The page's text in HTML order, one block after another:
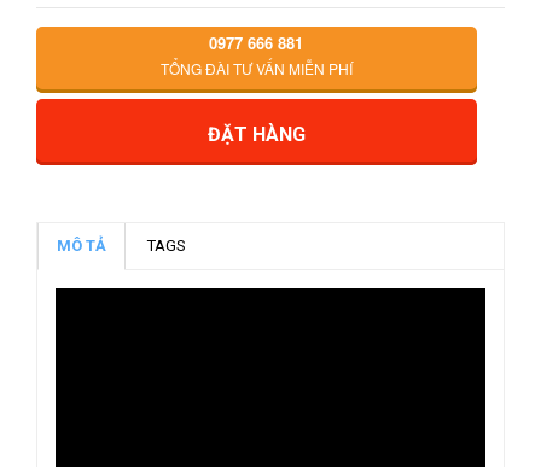
0977 666 881
TỔNG ĐÀI TƯ VẤN MIỄN PHÍ
ĐẶT HÀNG
MÔ TẢ TAGS